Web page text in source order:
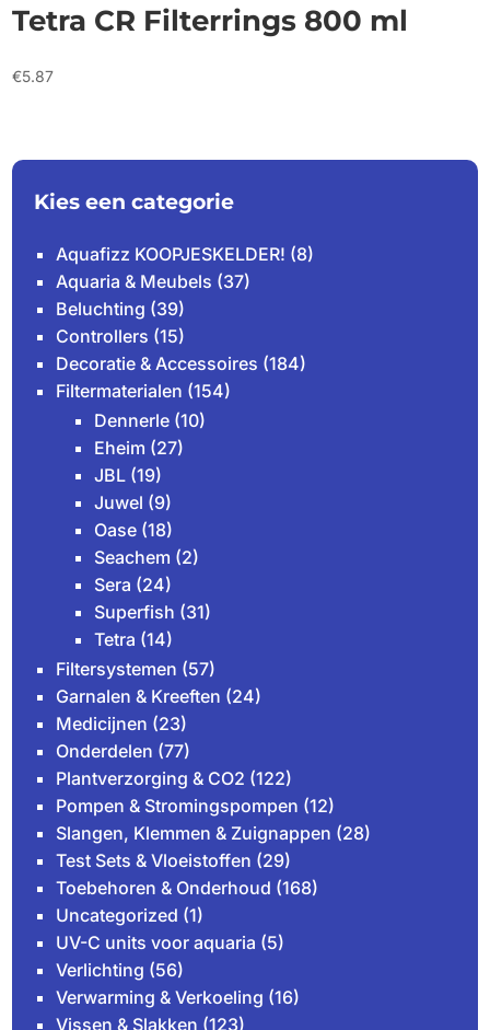
Tetra CR Filterrings 800 ml
€5.87
Kies een categorie
Aquafizz KOOPJESKELDER! (8)
Aquaria & Meubels (37)
Beluchting (39)
Controllers (15)
Decoratie & Accessoires (184)
Filtermaterialen (154)
Dennerle (10)
Eheim (27)
JBL (19)
Juwel (9)
Oase (18)
Seachem (2)
Sera (24)
Superfish (31)
Tetra (14)
Filtersystemen (57)
Garnalen & Kreeften (24)
Medicijnen (23)
Onderdelen (77)
Plantverzorging & CO2 (122)
Pompen & Stromingspompen (12)
Slangen, Klemmen & Zuignappen (28)
Test Sets & Vloeistoffen (29)
Toebehoren & Onderhoud (168)
Uncategorized (1)
UV-C units voor aquaria (5)
Verlichting (56)
Verwarming & Verkoeling (16)
Vissen & Slakken (123)